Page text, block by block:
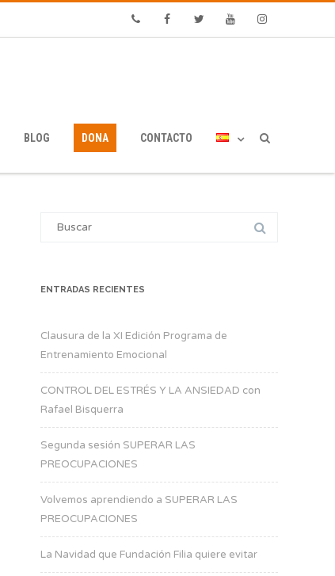
BLOG DONA CONTACTO
Search
ENTRADAS RECIENTES
Clausura de la XI Edición Programa de
Entrenamiento Emocional
CONTROL DEL ESTRÉS Y LA ANSIEDAD con
Rafael Bisquerra
Segunda sesión SUPERAR LAS
PREOCUPACIONES
Volvemos aprendiendo a SUPERAR LAS
PREOCUPACIONES
La Navidad que Fundación Filia quiere evitar